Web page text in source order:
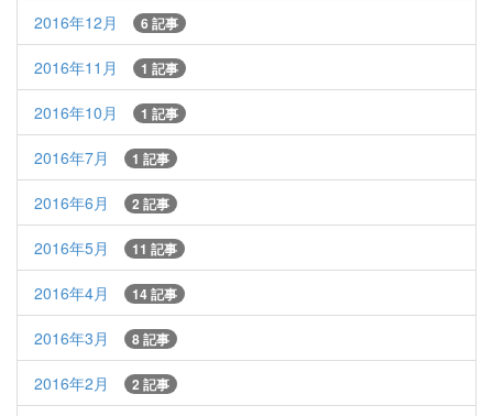
2016年12月 6 記事
2016年11月 1 記事
2016年10月 1 記事
2016年7月 1 記事
2016年6月 2 記事
2016年5月 11 記事
2016年4月 14 記事
2016年3月 8 記事
2016年2月 2 記事